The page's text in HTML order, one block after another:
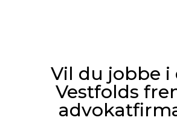
Vil du jobbe i
Vestfolds